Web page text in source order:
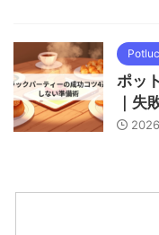
ポッ
｜失